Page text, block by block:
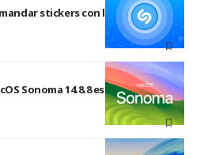
stickers con la nueva
Sonoma 14.8.8 están